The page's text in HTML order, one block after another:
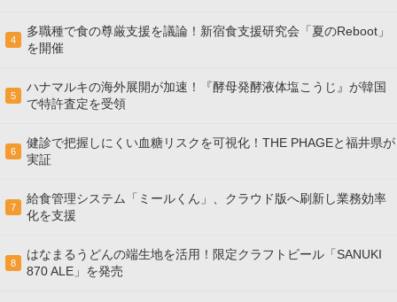
4
多職種で食の尊厳支援を議論！新宿食支援研究会「夏のReboot」
を開催
5
ハナマルキの海外展開が加速！『酵母発酵液体塩こうじ』が韓国
で特許査定を受領
6
健診で把握しにくい血糖リスクを可視化！THE PHAGEと福井県が
実証
7
給食管理システム「ミールくん」、クラウド版へ刷新し業務効率
化を支援
8
はなまるうどんの端生地を活用！限定クラフトビール「SANUKI
870 ALE」を発売